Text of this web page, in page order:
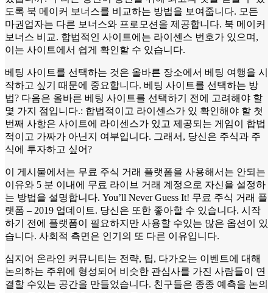
도록 북 메이커 보너스를 비교하는 방법을 보여줍니다. 모든
마권업자는 다른 보너스와 프로모션을 제공합니다. 북 메이커
보너스 비교. 합법적인 사이트에는 라이센스 번호가 있으며,
이는 사이트에서 쉽게 확인할 수 있습니다.
베팅 사이트를 선택하는 것은 올바른 장소에서 베팅 여행을 시
작하고 싶기 때문에 중요합니다. 베팅 사이트를 선택하는 방
법? 다음은 올바른 베팅 사이트를 선택하기 전에 고려해야 할
몇 가지 점입니다.: 합법적이고 라이센스가 있 확인해야 할 첫
번째 사항은 사이트에 라이센스가 있고 제공되는 게임이 합법
적이고 가짜가 아닌지 여부입니다. 그래서, 당신은 주식과 주
식에 투자하고 싶어?
이 게시물에서는 무료 주식 거래 플랫폼을 사용해서는 안되는
이유와 5 분 이내에 무료 라이브 거래 계정으로 자신을 설정하
는 방법을 설명합니다. You’ll Never Guess It! 무료 주식 거래 플
랫폼 – 2019 업데이트. 당신은 또한 좋아할 수 있습니다. 시작
하기 전에 플랫폼이 필요하지만 사용할 수있는 많은 옵션이 있
습니다. 사회적 측면은 인기의 또 다른 이유입니다.
심지어 온라인 커뮤니티는 전략, 팁, 다가오는 이벤트에 대해
논의하는 주위에 형성되어 비슷한 관심사를 가진 사람들이 연
결할 수있는 공간을 만들었습니다. 친구들은 종종 예측을 논의